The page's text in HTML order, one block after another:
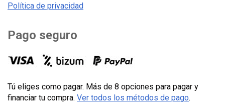
Política de privacidad
Pago seguro
Tú eliges como pagar. Más de 8 opciones para pagar y
financiar tu compra. Ver todos los métodos de pago.